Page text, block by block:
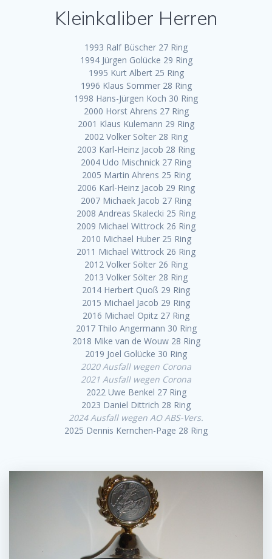
Kleinkaliber Herren
1993 Ralf Büscher 27 Ring
1994 Jürgen Golücke 29 Ring
1995 Kurt Albert 25 Ring
1996 Klaus Sommer 28 Ring
1998 Hans-Jürgen Koch 30 Ring
2000 Horst Ahrens 27 Ring
2001 Klaus Kulemann 29 Ring
2002 Volker Sölter 28 Ring
2003 Karl-Heinz Jacob 28 Ring
2004 Udo Mischnick 27 Ring
2005 Martin Ahrens 25 Ring
2006 Karl-Heinz Jacob 29 Ring
2007 Michaek Jacob 27 Ring
2008 Andreas Skalecki 25 Ring
2009 Michael Wittrock 26 Ring
2010 Michael Huber 25 Ring
2011 Michael Wittrock 26 Ring
2012 Volker Sölter 26 Ring
2013 Volker Sölter 28 Ring
2014 Herbert Quoß 29 Ring
2015 Michael Jacob 29 Ring
2016 Michael Opitz 27 Ring
2017 Thilo Angermann 30 Ring
2018 Mike van de Wouw 28 Ring
2019 Joel Golücke 30 Ring
2020 Ausfall wegen Corona
2021 Ausfall wegen Corona
2022 Uwe Benkel 27 Ring
2023 Daniel Dittrich 28 Ring
2024 Ausfall wegen AO ABS-Vers.
2025 Dennis Kernchen-Page 28 Ring